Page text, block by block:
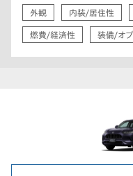
外観 内装/居住性
燃費/経済性 装備/オ